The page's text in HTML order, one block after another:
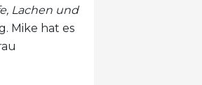
Lachen und
Mike hat es